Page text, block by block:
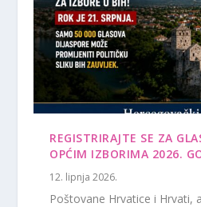
REGISTRIRAJTE SE ZA
OPĆIM IZBORIMA 2026.
12. lipnja 2026.
Poštovane Hrvatice i Hrvati,